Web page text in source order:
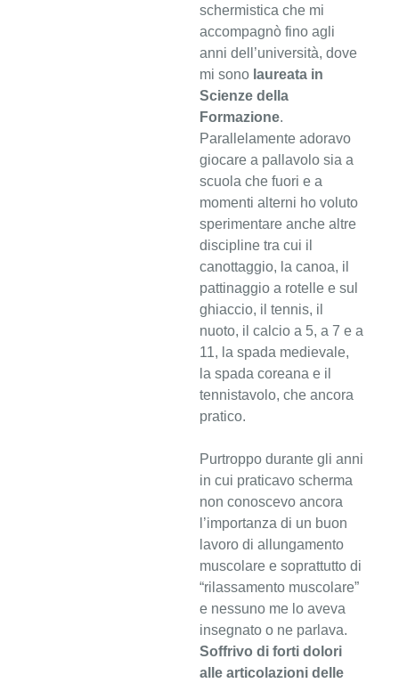
schermistica che mi
accompagnò fino agli
anni dell’università, dove
mi sono laureata in
Scienze della
Formazione.
Parallelamente adoravo
giocare a pallavolo sia a
scuola che fuori e a
momenti alterni ho voluto
sperimentare anche altre
discipline tra cui il
canottaggio, la canoa, il
pattinaggio a rotelle e sul
ghiaccio, il tennis, il
nuoto, il calcio a 5, a 7 e a
11, la spada medievale,
la spada coreana e il
tennistavolo, che ancora
pratico.
Purtroppo durante gli anni
in cui praticavo scherma
non conoscevo ancora
l’importanza di un buon
lavoro di allungamento
muscolare e soprattutto di
“rilassamento muscolare”
e nessuno me lo aveva
insegnato o ne parlava.
Soffrivo di forti dolori
alle articolazioni delle